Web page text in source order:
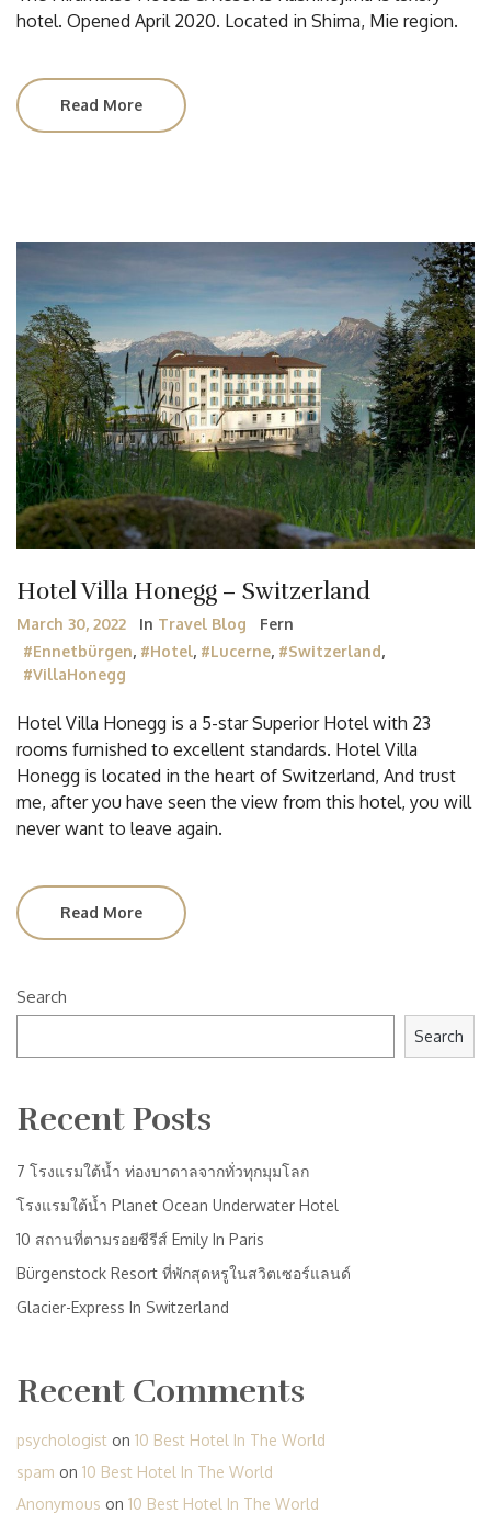
hotel. Opened April 2020. Located in Shima, Mie region.
Read More
Hotel Villa Honegg – Switzerland
March 30, 2022 In Travel Blog
Fern
#Ennetbürgen, #Hotel, #Lucerne, #Switzerland,
#VillaHonegg
Hotel Villa Honegg is a 5-star Superior Hotel with 23
rooms furnished to excellent standards. Hotel Villa
Honegg is located in the heart of Switzerland, And trust
me, after you have seen the view from this hotel, you will
never want to leave again.
Read More
Search
Search
Recent Posts
7 โรงแรมใต้น้ำ ท่องบาดาลจากทั่วทุกมุมโลก
โรงแรมใต้น้ำ Planet Ocean Underwater Hotel
10 สถานที่ตามรอยซีรีส์ Emily In Paris
Bürgenstock Resort ที่พักสุดหรูในสวิตเซอร์แลนด์
Glacier-Express In Switzerland
Recent Comments
psychologist on 10 Best Hotel In The World
spam on 10 Best Hotel In The World
Anonymous on 10 Best Hotel In The World